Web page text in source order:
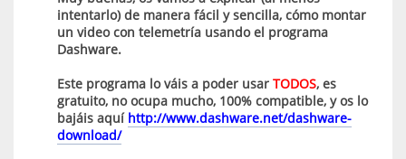
intentarlo) de manera fácil y sencilla, cómo montar
un video con telemetría usando el programa
Dashware.
Este programa lo váis a poder usar TODOS, es
gratuito, no ocupa mucho, 100% compatible, y os lo
bajáis aquí http://www.dashware.net/dashware-
download/